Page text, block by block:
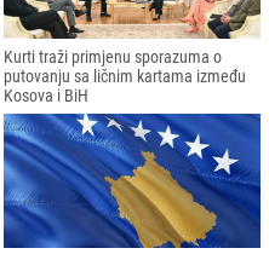
Kurti traži primjenu sporazuma o
putovanju sa ličnim kartama između
Kosova i BiH